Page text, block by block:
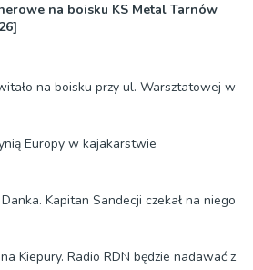
na boisku KS Metal Tarnów
na boisku przy ul. Warsztatowej w
Europy w kajakarstwie
Kapitan Sandecji czekał na niego
Kiepury. Radio RDN będzie nadawać z